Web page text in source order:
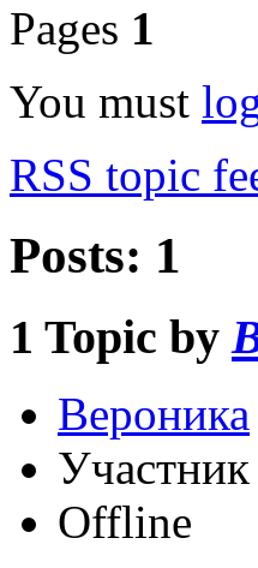
Pages 1
You must
RSS topic
Posts: 1
1 Topic by
Вероника
Участник
Offline